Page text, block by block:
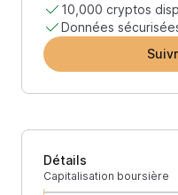
10,000 cryptos
Données
Détails
Capitalisation boursière